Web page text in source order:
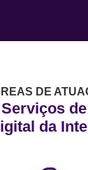
DE
da